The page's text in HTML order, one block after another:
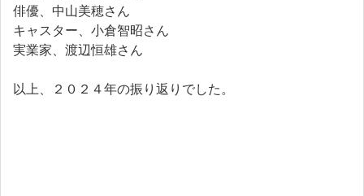
俳優、中山美穂さん
キャスター、小倉智昭さん
実業家、渡辺恒雄さん
以上、２０２４年の振り返りでした。